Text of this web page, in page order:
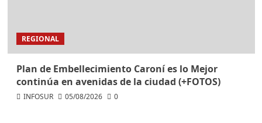
REGIONAL
Plan de Embellecimiento Caroní es lo Mejor
continúa en avenidas de la ciudad (+FOTOS)
INFOSUR 05/08/2026 0